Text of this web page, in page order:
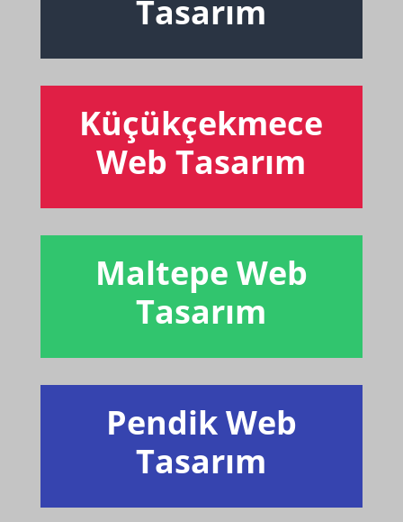
Tasarım
Küçükçekmece
Web Tasarım
Maltepe Web
Tasarım
Pendik Web
Tasarım